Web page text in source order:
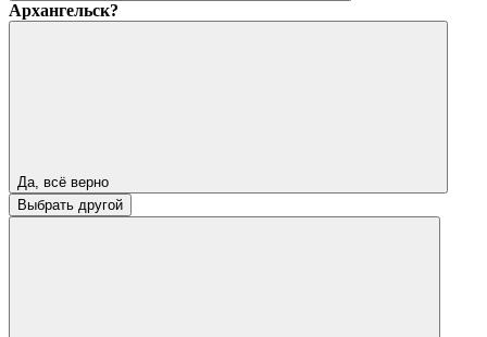
Архангельск?
Да, всё верно
Выбрать другой